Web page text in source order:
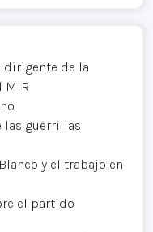
dirigente de la
MIR
las guerrillas
y el trabajo en
el partido